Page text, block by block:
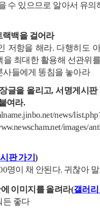
수 있으므로 알아서 유의
랙백을 걸어라
저항을 해라. 다행히도
최대한 활용해 선관위
사들에게 똥침을 놓아라
글을 올리고, 서명게시
여라.
news/
images/
판 가기)
명이 채 안된다. 귀찮아
이미지를 올려라(갤러
든 좋다